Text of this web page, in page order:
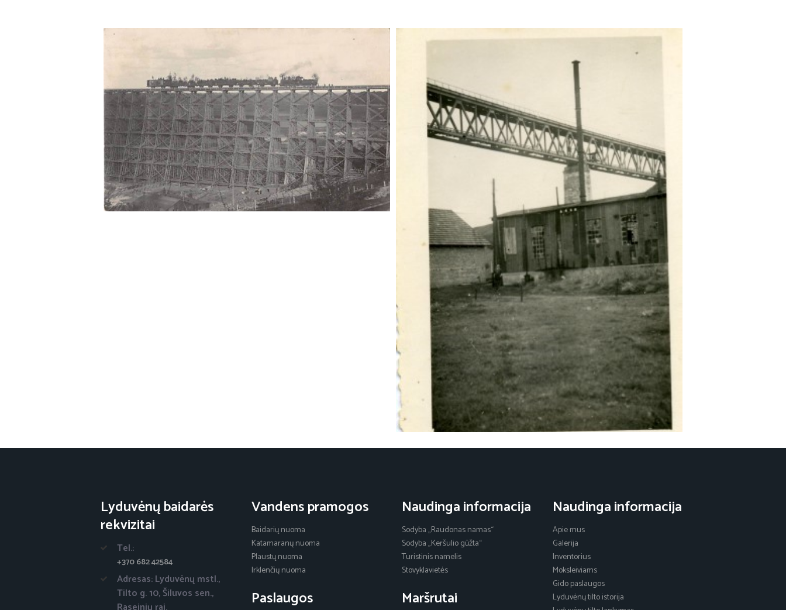
Lyduvėnų baidarės
rekvizitai
Tel.:
+370 682 42584
Adresas: Lyduvėnų mstl.,
Tilto g. 10, Šiluvos sen.,
Vandens pramogos
Baidarių nuoma
Katamaranų nuoma
Plaustų nuoma
Irklenčių nuoma
Paslaugos
Naudinga informacija
Sodyba „Raudonas namas“
Sodyba „Keršulio gūžta“
Turistinis namelis
Stovyklavietės
Maršrutai
Naudinga informacija
Apie mus
Galerija
Inventorius
Moksleiviams
Gido paslaugos
Lyduvėnų tilto istorija